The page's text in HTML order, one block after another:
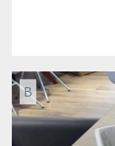
B